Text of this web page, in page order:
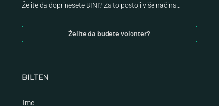
Želite da doprinesete BINI? Za to postoji više načina…
Želite da budete volonter?
BILTEN